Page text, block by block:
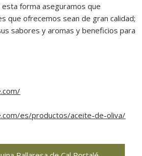
forma aseguramos que
que ofrecemos sean de gran calidad;
sabores y aromas y beneficios para
es/productos/aceite-de-oliva/